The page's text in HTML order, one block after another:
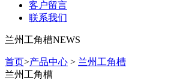
客户留言
联系我们
兰州工角槽NEWS
首页>产品中心 > 兰州工角槽
兰州工角槽